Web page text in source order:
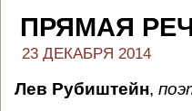
ПРЯМАЯ
23 ДЕКАБРЯ 2014
Лев Рубиштейн,